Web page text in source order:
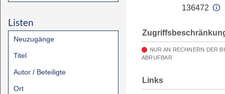
Listen
Neuzugänge
Titel
Autor / Beteiligte
Ort
136472
NUR AN RECHNERN DER
ABRUFBAR
Links